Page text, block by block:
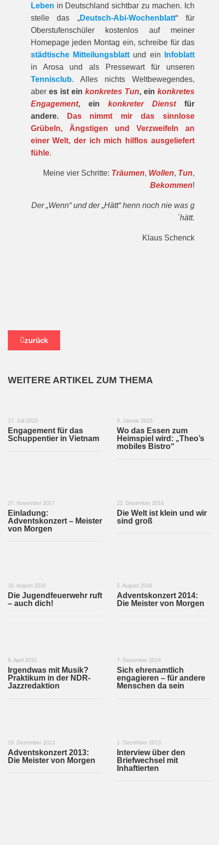
Leben in Deutschland sichtbar zu machen. Ich
stelle das „Deutsch-Abi-Wochenblatt“ für
Oberstufenschüler kostenlos auf meiner
Homepage jeden Montag ein, schreibe für das
städtische Mitteilungsblatt und ein
Infoblatt
in Arosa und als Pressewart für unseren
Tennisclub. Alles nichts Weltbewegendes,
aber es ist ein konkretes Tun, ein konkretes
Engagement, ein konkreter Dienstfür
andere.
Das nimmt mir das sinnlose
Grübeln, Ängstigen und Verzweifeln an
einer Welt, der ich mich hilflos ausgeliefert
fühle.
Meine vier Schritte: Träumen, Wollen, Tun,
Bekommen!
Der „Wenn“ und der „Hätt“ henn noch nie was g
´hätt.
Klaus Schenck
zurück
WEITERE ARTIKEL ZUM THEMA
17. Juli 2023
Engagement für das
Schuppentier in Vietnam
9. Januar 2023
Wo das Essen zum
Heimspiel wird: „Theo’s
mobiles Bistro“
27. November 2017
Einladung:
Adventskonzert – Meister
von Morgen
22. Dezember 2016
Die Welt ist klein und wir
sind groß
16. August 2016
Die Jugendfeuerwehr ruft
– auch dich!
5. August 2016
Adventskonzert 2014:
Die Meister von Morgen
9. April 2015
Irgendwas mit Musik?
Praktikum in der NDR-
Jazzredaktion
7. Dezember 2014
Sich ehrenamtlich
engagieren – für andere
Menschen da sein
19. Dezember 2013
Adventskonzert 2013:
Die Meister von Morgen
1. Dezember 2013
Interview über den
Briefwechsel mit
Inhaftierten